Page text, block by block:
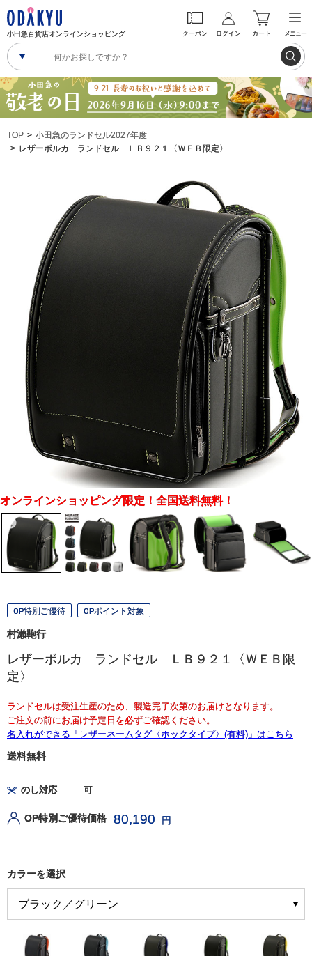
小田急百貨店オンラインショッピング クーポン ログイン カート メニュー
TOP
小田急のランドセル2027年度
レザーボルカ ランドセル ＬＢ９２１〈ＷＥＢ限定〉
オンラインショッピング限定！全国送料無料！
OP特別ご優待 OPポイント対象
村瀨鞄行
レザーボルカ ランドセル ＬＢ９２１〈ＷＥＢ限
定〉
ランドセルは受注生産のため、製造完了次第のお届けとなります。
ご注文の前にお届け予定日を必ずご確認ください。
名入れができる「レザーネームタグ〈ホックタイプ〉(有料)」はこちら
送料無料
のし対応 可
OP特別ご優待価格 80,190 円
カラーを選択